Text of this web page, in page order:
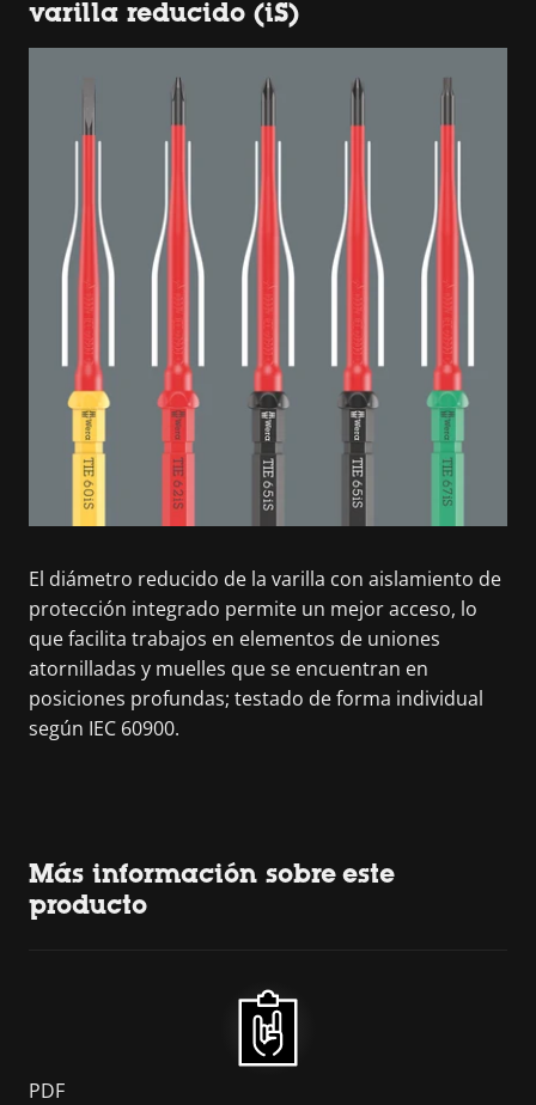
varilla reducido (iS)
El diámetro reducido de la varilla con aislamiento de
protección integrado permite un mejor acceso, lo
que facilita trabajos en elementos de uniones
atornilladas y muelles que se encuentran en
posiciones profundas; testado de forma individual
según IEC 60900.
Más información sobre este
producto
PDF